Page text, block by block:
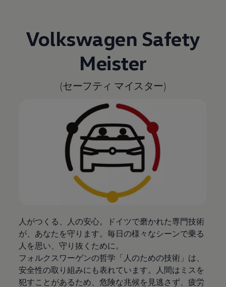
Volkswagen Safety
Meister
(セーフティ マイスター)
人がつくる、人の安心。ドイツで磨かれた専門技術
が、あなたを守ります。毎日の様々なシーンで乗る
人を思い、守り抜くために。
フォルクスワーゲンの哲学「人のための技術」は、
安全性の取り組みにも表れています。人間はミスを
犯すことがあるため、危険な兆候を見逃さず、疲労